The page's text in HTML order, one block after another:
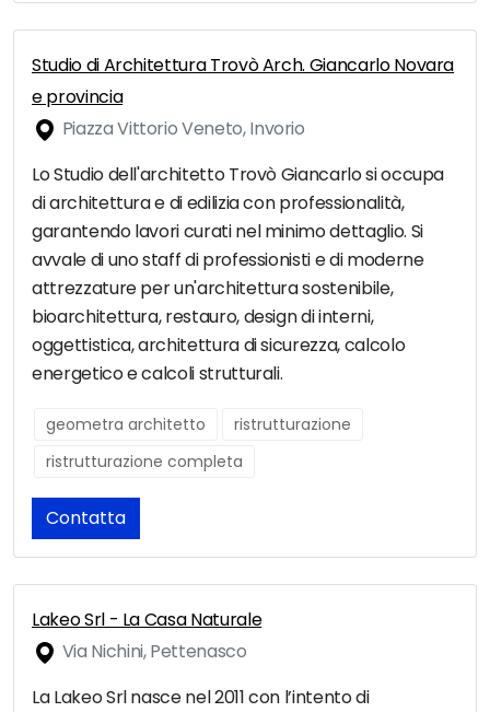
Studio di Architettura Trovò Arch. Giancarlo Novara
e provincia
Piazza Vittorio Veneto, Invorio
Lo Studio dell'architetto Trovò Giancarlo si occupa
di architettura e di edilizia con professionalità,
garantendo lavori curati nel minimo dettaglio. Si
avvale di uno staff di professionisti e di moderne
attrezzature per un'architettura sostenibile,
bioarchitettura, restauro, design di interni,
oggettistica, architettura di sicurezza, calcolo
energetico e calcoli strutturali.
geometra architetto
ristrutturazione
ristrutturazione completa
Contatta
Lakeo Srl - La Casa Naturale
Via Nichini, Pettenasco
La Lakeo Srl nasce nel 2011 con l’intento di